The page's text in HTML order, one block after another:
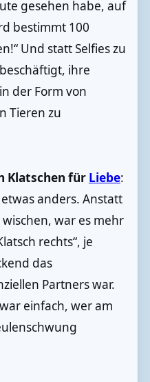
gesehen habe, auf
bestimmt 100
Und statt Selfies zu
ihre
der Form von
Tieren zu
Klatschen für Liebe:
anders. Anstatt
war es mehr
rechts“, je
das
Partners war.
einfach, wer am